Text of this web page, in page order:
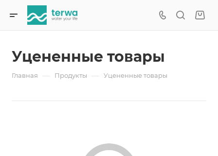
Уцененные товары
Главная — Продукты — Уцененные товары